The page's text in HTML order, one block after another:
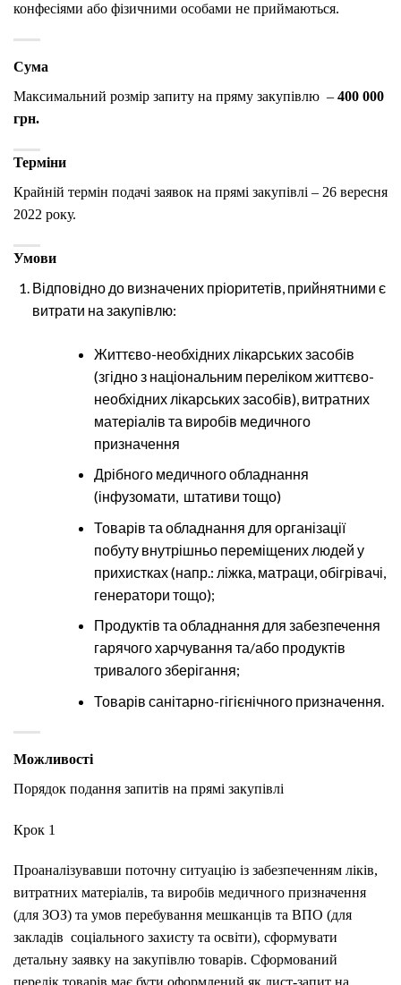
конфесіями або фізичними особами не приймаються.
Сума
Максимальний розмір запиту на пряму закупівлю – 400 000
грн.
Терміни
Крайній термін подачі заявок на прямі закупівлі – 26 вересня
2022 року.
Умови
Відповідно до визначених пріоритетів, прийнятними є
витрати на закупівлю:
Життєво-необхідних лікарських засобів
(згідно з національним переліком життєво-
необхідних лікарських засобів), витратних
матеріалів та виробів медичного
призначення
Дрібного медичного обладнання
(інфузомати, штативи тощо)
Товарів та обладнання для організації
побуту внутрішньо переміщених людей у
прихистках (напр.: ліжка, матраци, обігрівачі,
генератори тощо);
Продуктів та обладнання для забезпечення
гарячого харчування та/або продуктів
тривалого зберігання;
Товарів санітарно-гігієнічного призначення.
Можливості
Порядок подання запитів на прямі закупівлі
Крок 1
Проаналізувавши поточну ситуацію із забезпеченням ліків,
витратних матеріалів, та виробів медичного призначення
(для ЗОЗ) та умов перебування мешканців та ВПО (для
закладів соціального захисту та освіти), сформувати
детальну заявку на закупівлю товарів. Сформований